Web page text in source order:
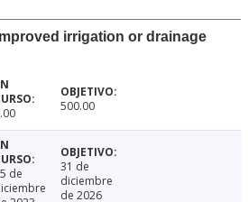
irrigation or drainage
500.00
de
31 de
diciembre
de 2026